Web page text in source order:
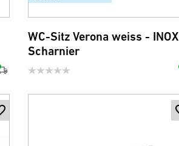
WC-Sitz Verona weiss - INOX
Scharnier